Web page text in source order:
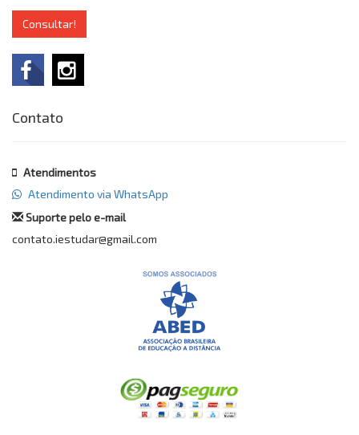
Consultar!
Contato
Atendimentos
Atendimento via WhatsApp
Suporte pelo e-mail
contato.iestudar@gmail.com